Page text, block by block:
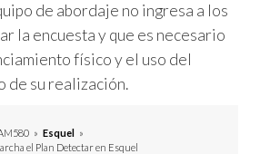
de abordaje no ingresa a los
la encuesta y que es necesario
físico y el uso del
de su realización.
» Esquel »
el Plan Detectar en Esquel